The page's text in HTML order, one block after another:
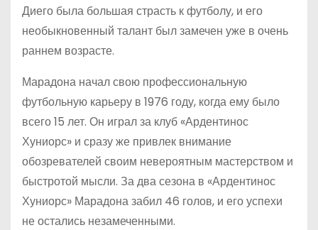
Диего была большая страсть к футболу, и его
необыкновенный талант был замечен уже в очень
раннем возрасте.
Марадона начал свою профессиональную
футбольную карьеру в 1976 году, когда ему было
всего 15 лет. Он играл за клуб «Ардентинос
Хуниорс» и сразу же привлек внимание
обозревателей своим невероятным мастерством и
быстротой мысли. За два сезона в «Ардентинос
Хуниорс» Марадона забил 46 голов, и его успехи
не остались незамеченными.